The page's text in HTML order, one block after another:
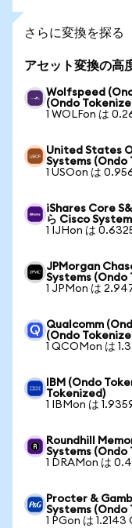
さらに変換を探る
アセット変換の高
Wolfspeed
(Ondo
1 WOLFon は
United States
Systems (Ondo
1 USOon は
iShares Core
ら Cisco
1 IJHon は
JPMorgan
Systems (Ondo
1 JPMon は
Qualcomm
(Ondo
1 QCOMon は
IBM (Ondo
Tokenized)
1 IBMon は
Roundhill
Systems (Ondo
1 DRAMon は
Procter &
Systems (Ondo
1 PGon は